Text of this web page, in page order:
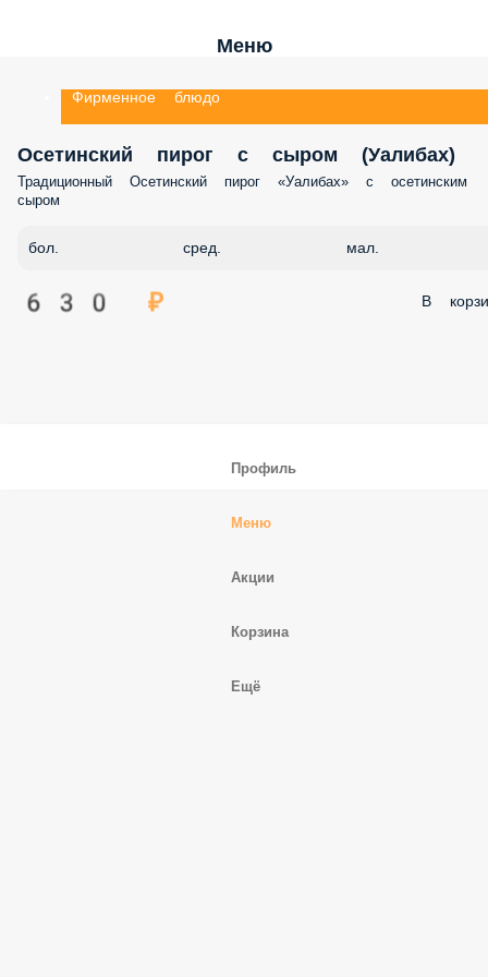
Меню
Фирменное блюдо
Осетинский пирог с сыром (Уалибах)
Традиционный Осетинский пирог «Уaлибах» с осетинским
сыром
бол. сред. мал.
630 ₽ В
Профиль
Меню
Акции
Корзина
Ещё